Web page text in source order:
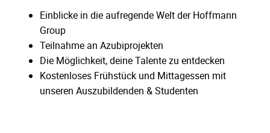
Einblicke in die aufregende Welt der Hoffmann
Group
Teilnahme an Azubiprojekten
Die Möglichkeit, deine Talente zu entdecken
Kostenloses Frühstück und Mittagessen mit
unseren Auszubildenden & Studenten